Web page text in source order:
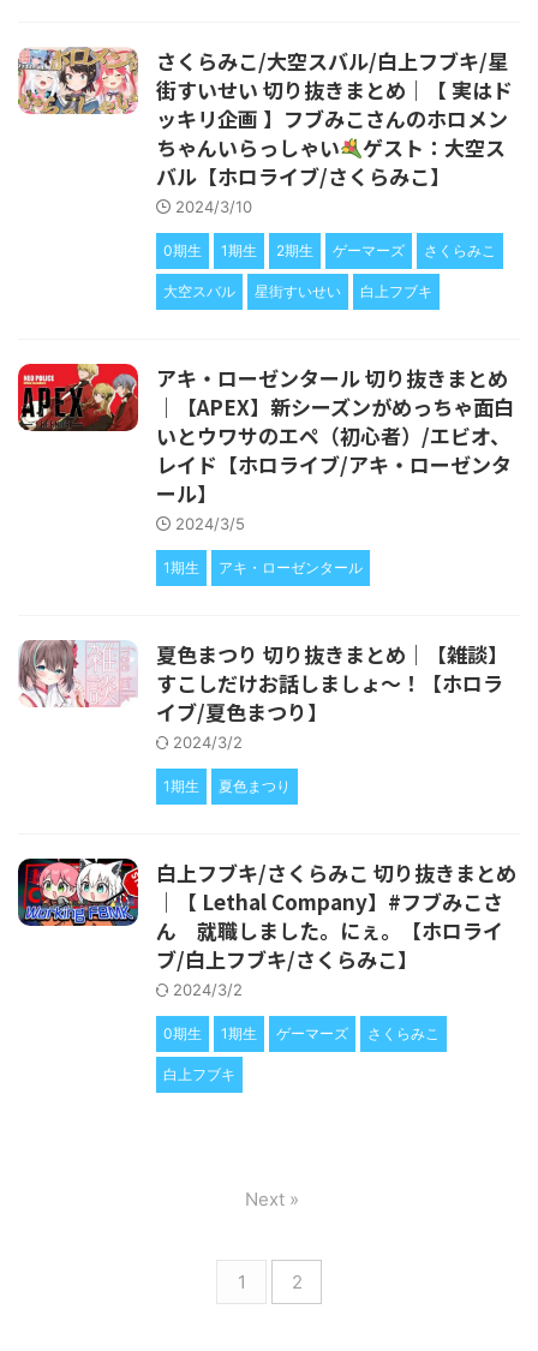
さくらみこ/大空スバル/白上フブキ/星
街すいせい 切り抜きまとめ｜【 実はド
ッキリ企画 】フブみこさんのホロメン
ちゃんいらっしゃい
ゲスト：大空ス
バル【ホロライブ/さくらみこ】
2024/3/10
0期生 1期生 2期生 ゲーマーズ さくらみこ
大空スバル 星街すいせい 白上フブキ
アキ・ローゼンタール 切り抜きまとめ
｜【APEX】新シーズンがめっちゃ面白
いとウワサのエペ（初心者）/エビオ、
レイド【ホロライブ/アキ・ローゼンタ
ール】
2024/3/5
1期生 アキ・ローゼンタール
夏色まつり 切り抜きまとめ｜【雑談】
すこしだけお話しましょ～！【ホロラ
イブ/夏色まつり】
2024/3/2
1期生 夏色まつり
白上フブキ/さくらみこ 切り抜きまとめ
｜【 Lethal Company】#フブみこさ
ん 就職しました。にぇ。【ホロライ
ブ/白上フブキ/さくらみこ】
2024/3/2
0期生 1期生 ゲーマーズ さくらみこ
白上フブキ
1 2
Next »